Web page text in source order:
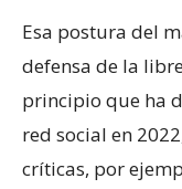
Esa postura del
defensa de la
principio que ha
red social en
críticas, por